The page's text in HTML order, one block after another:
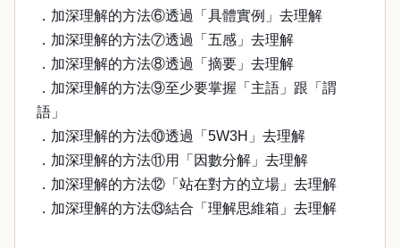
．加深理解的方法⑥透過「具體實例」去理解
．加深理解的方法⑦透過「五感」去理解
．加深理解的方法⑧透過「摘要」去理解
．加深理解的方法⑨至少要掌握「主語」跟「謂
語」
．加深理解的方法⑩透過「5W3H」去理解
．加深理解的方法⑪用「因數分解」去理解
．加深理解的方法⑫「站在對方的立場」去理解
．加深理解的方法⑬結合「理解思維箱」去理解